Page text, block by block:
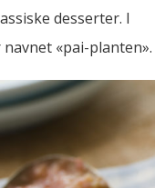
desserter. I
«pai-planten».